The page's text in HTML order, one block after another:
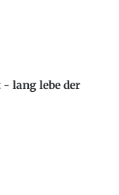
lang lebe der